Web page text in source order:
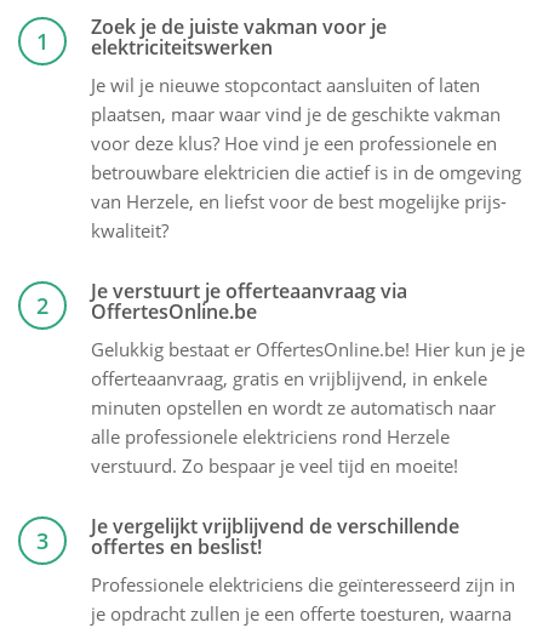
1 Zoek je de juiste vakman voor je
elektriciteitswerken
Je wil je nieuwe stopcontact aansluiten of laten
plaatsen, maar waar vind je de geschikte vakman
voor deze klus? Hoe vind je een professionele en
betrouwbare elektricien die actief is in de omgeving
van Herzele, en liefst voor de best mogelijke prijs-
kwaliteit?
2 Je verstuurt je offerteaanvraag via
OffertesOnline.be
Gelukkig bestaat er OffertesOnline.be! Hier kun je je
offerteaanvraag, gratis en vrijblijvend, in enkele
minuten opstellen en wordt ze automatisch naar
alle professionele elektriciens rond Herzele
verstuurd. Zo bespaar je veel tijd en moeite!
3 Je vergelijkt vrijblijvend de verschillende
offertes en beslist!
Professionele elektriciens die geïnteresseerd zijn in
je opdracht zullen je een offerte toesturen, waarna